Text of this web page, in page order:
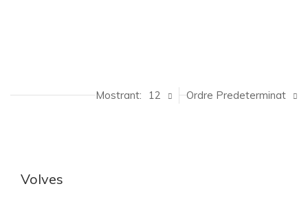
Ordre Predeterminat
Mostrant: 12
Volves